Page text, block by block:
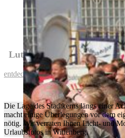
Lutherhaus wegen Umbaus
entdecken
Die Lage des Stadtkerns längs einer
macht einige Überlegungen vor dem
nötig. Wir verraten Ihnen Licht- und
Urlaubsfotos in Wittenberg.